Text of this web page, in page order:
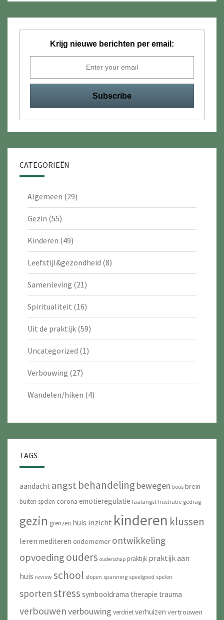
Krijg nieuwe berichten per email:
CATEGORIEËN
Algemeen (29)
Gezin (55)
Kinderen (49)
Leefstijl&gezondheid (8)
Samenleving (21)
Spiritualiteit (16)
Uit de praktijk (59)
Uncategorized (1)
Verbouwing (27)
Wandelen/hiken (4)
TAGS
aandacht angst behandeling bewegen boos brein
buiten spelen corona emotieregulatie faalangst frustratie gedrag
gezin grenzen huis inzicht kinderen klussen
leren mediteren ondernemer ontwikkeling
opvoeding ouders ouderschap praktijk praktijk aan
huis review school slopen spanning speelgoed spelen
sportenstress symbooldrama therapie trauma
verbouwenverbouwing verdrietverhuizen vertrouwen